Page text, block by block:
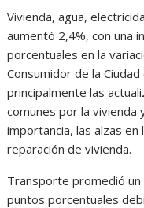
Vivienda, agua,
aumentó 2,4%, con una
porcentuales en la
Consumidor de la
principalmente las
comunes por la vivienda
importancia, las alzas
reparación de vivienda.
Transporte promedió
puntos porcentuales